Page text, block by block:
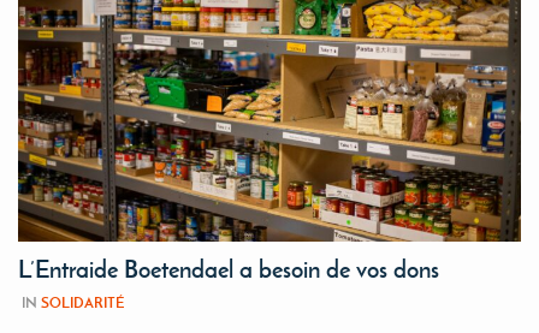
L’Entraide Boetendael a besoin de vos dons
IN SOLIDARITÉ